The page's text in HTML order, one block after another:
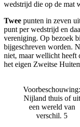
wedstrijd die op de mat
Twee punten in zeven
punt per wedstrijd en
vereniging. Op bezoek
bijgeschreven worden.
niet, maar wellicht heeft
het eigen Zweitse
Voorbeschouwing:
Nijland thuis of uit
een wereld van
verschil. 5